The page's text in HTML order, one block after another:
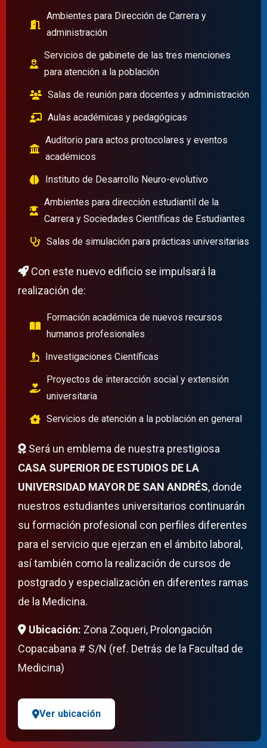
Ambientes para Dirección de Carrera y
administración
Servicios de gabinete de las tres menciones
para atención a la población
Salas de reunión para docentes y administración
Aulas académicas y pedagógicas
Auditorio para actos protocolares y eventos
académicos
Instituto de Desarrollo Neuro-evolutivo
Ambientes para dirección estudiantil de la
Carrera y Sociedades Científicas de Estudiantes
Salas de simulación para prácticas universitarias
Con este nuevo edificio se impulsará la
realización de:
Formación académica de nuevos recursos
humanos profesionales
Investigaciones Científicas
Proyectos de interacción social y extensión
universitaria
Servicios de atención a la población en general
Será un emblema de nuestra prestigiosa
CASA SUPERIOR DE ESTUDIOS DE LA
UNIVERSIDAD MAYOR DE SAN ANDRÉS, donde
nuestros estudiantes universitarios continuarán
su formación profesional con perfiles diferentes
para el servicio que ejerzan en el ámbito laboral,
así también como la realización de cursos de
postgrado y especialización en diferentes ramas
de la Medicina.
Ubicación: Zona Zoqueri, Prolongación
Copacabana # S/N (ref. Detrás de la Facultad de
Medicina)
Ver ubicación